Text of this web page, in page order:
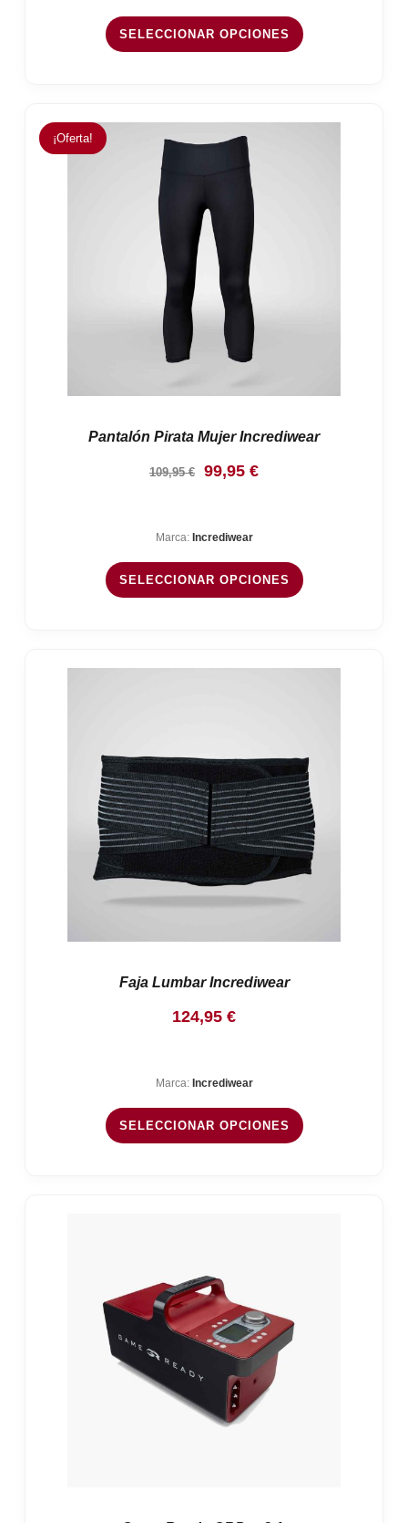
SELECCIONAR OPCIONES
¡Oferta!
Pantalón Pirata Mujer Incrediwear
109,95€
El
era:
99,95 €El
99,95 €.
Marca: Incrediwear
SELECCIONAR OPCIONES
Faja Lumbar Incrediwear
124,95 €
Marca: Incrediwear
SELECCIONAR OPCIONES